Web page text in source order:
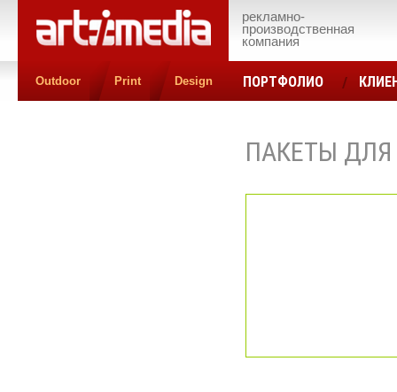
рекламно-
производственная
компания
Outdoor Print Design ПОРТФОЛИО
ПАКЕТЫ ДЛЯ